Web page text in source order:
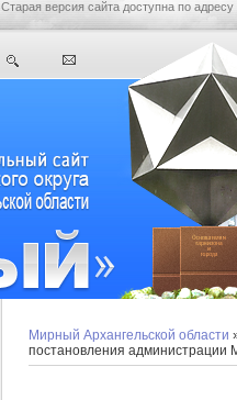
Старая версия сайта доступна по адресу
Мирный Архангельской области
постановления администрации